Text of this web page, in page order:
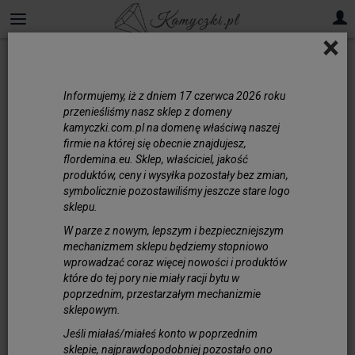
×
Informujemy, iż z dniem 17 czerwca 2026 roku
przenieśliśmy nasz sklep z domeny
kamyczki.com.pl na domenę właściwą naszej
firmie na której się obecnie znajdujesz,
flordemina.eu. Sklep, właściciel, jakość
produktów, ceny i wysyłka pozostały bez zmian,
symbolicznie pozostawiliśmy jeszcze stare logo
sklepu.
W parze z nowym, lepszym i bezpieczniejszym
mechanizmem sklepu będziemy stopniowo
wprowadzać coraz więcej nowości i produktów
które do tej pory nie miały racji bytu w
poprzednim, przestarzałym mechanizmie
sklepowym.
Jeśli miałaś/miałeś konto w poprzednim
sklepie, najprawdopodobniej pozostało ono